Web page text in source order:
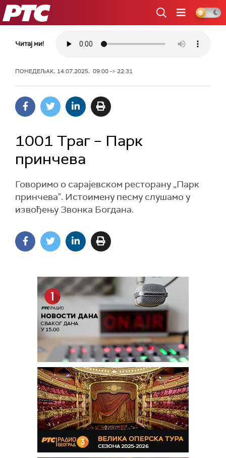
РТС
Читај ми!
ПОНЕДЕЉАК, 14.07.2025, 09:00 -> 22:31
1001 Траг – Парк
принчева
Говоримо о сарајевском ресторану „Парк
принчеваˮ. Истоимену песму слушамо у
извођењу Звонка Богдана.